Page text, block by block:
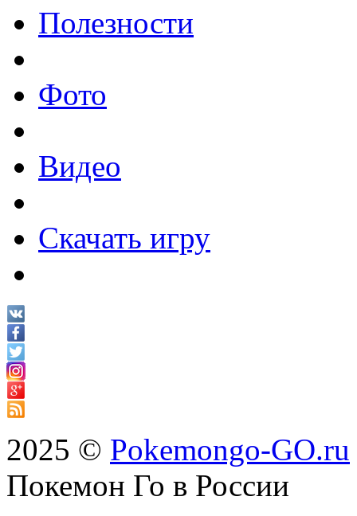
Полезности
Фото
Видео
Скачать игру
2025 © Pokemongo-GO.ru
Покемон Го в России